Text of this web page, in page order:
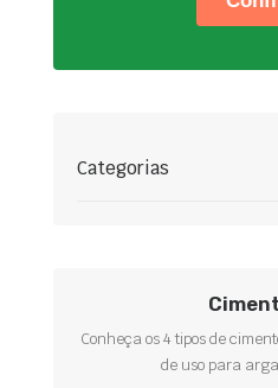
Categorias
Conheça os 4 tipos de
de uso para